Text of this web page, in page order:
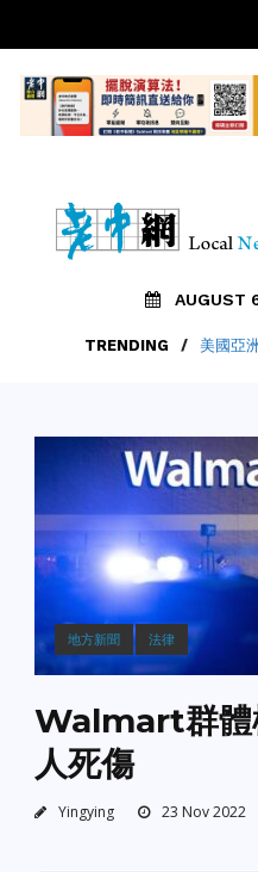
AUGUST
TRENDING / 美國亞
地方新聞 法律
Walmart群
人死傷
Yingying 23 Nov 2022